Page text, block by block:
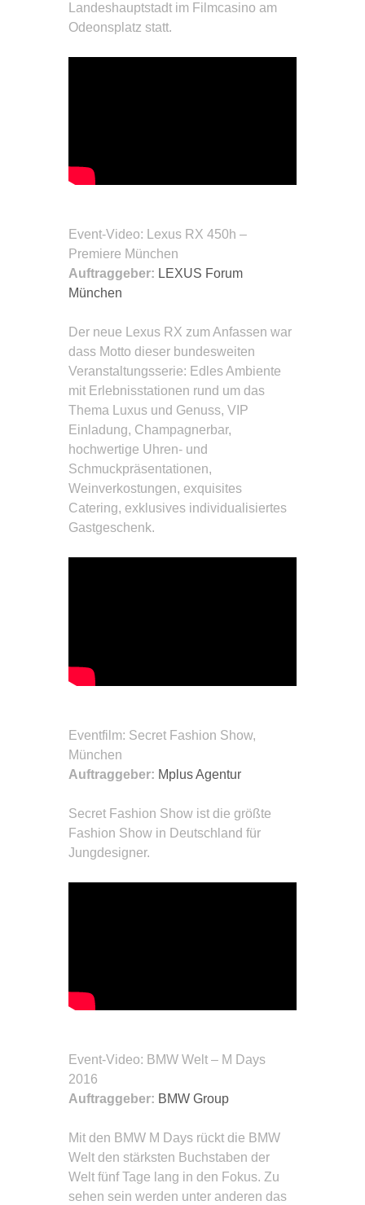
Landeshauptstadt im Filmcasino am
Odeonsplatz statt.
Event-Video: Lexus RX 450h –
Premiere München
Auftraggeber: LEXUS Forum
München
Der neue Lexus RX zum Anfassen war
dass Motto dieser bundesweiten
Veranstaltungsserie: Edles Ambiente
mit Erlebnisstationen rund um das
Thema Luxus und Genuss, VIP
Einladung, Champagnerbar,
hochwertige Uhren- und
Schmuckpräsentationen,
Weinverkostungen, exquisites
Catering, exklusives individualisiertes
Gastgeschenk.
Eventfilm: Secret Fashion Show,
München
Auftraggeber: Mplus Agentur
Secret Fashion Show ist die größte
Fashion Show in Deutschland für
Jungdesigner.
Event-Video: BMW Welt – M Days
2016
Auftraggeber: BMW Group
Mit den BMW M Days rückt die BMW
Welt den stärksten Buchstaben der
Welt fünf Tage lang in den Fokus. Zu
sehen sein werden unter anderen das